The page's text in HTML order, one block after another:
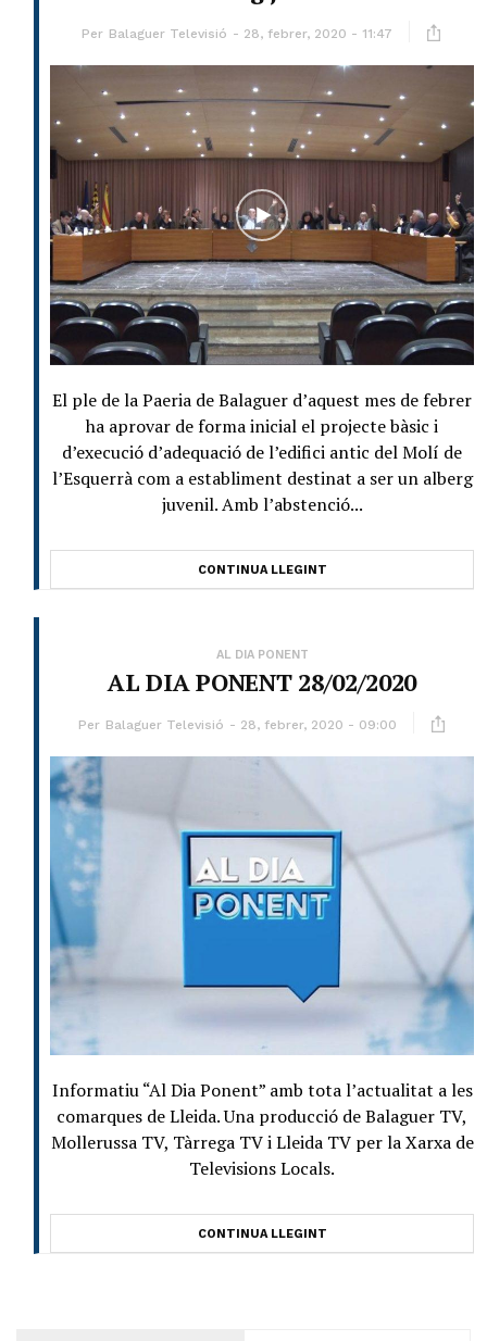
Per Balaguer Televisió 28, febrer, 2020 - 11:47
El ple de la Paeria de Balaguer d’aquest mes de febrer
ha aprovar de forma inicial el projecte bàsic i
d’execució d’adequació de l’edifici antic del Molí de
l’Esquerrà com a establiment destinat a ser un alberg
juvenil. Amb l’abstenció...
CONTINUA LLEGINT
AL DIA PONENT
AL DIA PONENT 28/02/2020
Per Balaguer Televisió 28, febrer, 2020 - 09:00
Informatiu “Al Dia Ponent” amb tota l’actualitat a les
comarques de Lleida. Una producció de Balaguer TV,
Mollerussa TV, Tàrrega TV i Lleida TV per la Xarxa de
Televisions Locals.
CONTINUA LLEGINT